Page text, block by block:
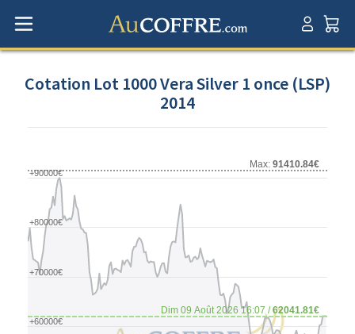
Cotation Lot 1000 Vera Silver 1 once (LSP)
2014
Max: 91410.84€
Dim 09 Août 2026 16:07 /62041.81€
+60000€
+70000€
+80000€
+90000€